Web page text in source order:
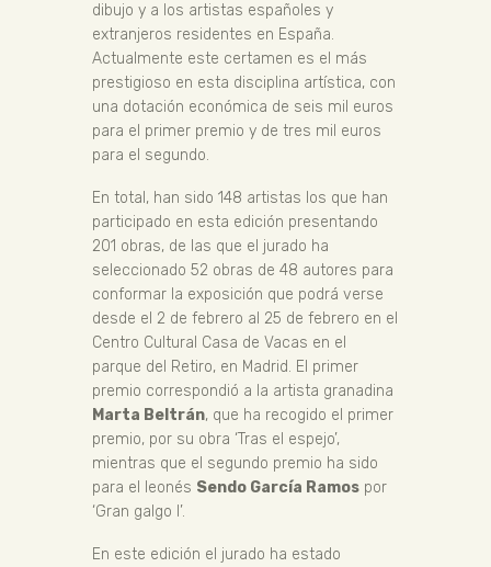
dibujo y a los artistas españoles y
extranjeros residentes en España.
Actualmente este certamen es el más
prestigioso en esta disciplina artística, con
una dotación económica de seis mil euros
para el primer premio y de tres mil euros
para el segundo.
En total, han sido 148 artistas los que han
participado en esta edición presentando
201 obras, de las que el jurado ha
seleccionado 52 obras de 48 autores para
conformar la exposición que podrá verse
desde el 2 de febrero al 25 de febrero en el
Centro Cultural Casa de Vacas en el
parque del Retiro, en Madrid. El primer
premio correspondió a la artista granadina
Marta Beltrán, que ha recogido el primer
premio, por su obra ‘Tras el espejo’,
mientras que el segundo premio ha sido
para el leonés Sendo García Ramos por
‘Gran galgo I’.
En este edición el jurado ha estado